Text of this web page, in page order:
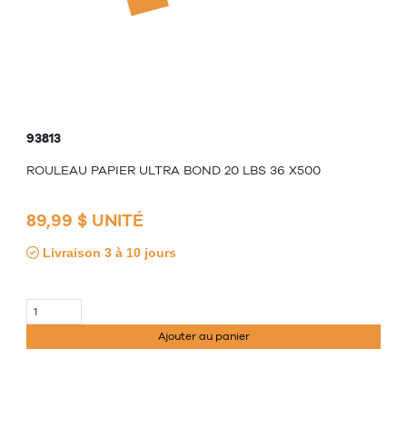
93813
ROULEAU PAPIER ULTRA BOND 20 LBS 36 X500
89,99 $ UNITÉ
Livraison 3 à 10 jours
Ajouter au panier